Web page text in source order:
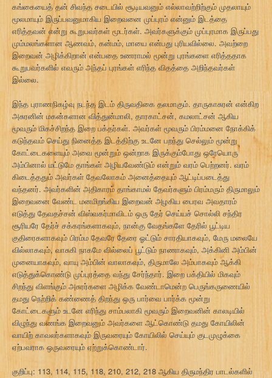
கங்கையைத் தன் சிவந்த சடையில் சூடியவனும் எல்லாவற்றிற்கும் முதலாயும்
மூலமாயும் இருப்பவனுமாகிய இறைவனை முப்புரம் என்னும் இடத்தை
எரித்தவன் என்று கூறுபவர்கள் மூடர்கள். அவர்களுக்கும் முப்புரமாக இருப்பது
மும்மலங்களான ஆணவம், கன்மம், மாயை என்பது புரியவில்லை. அவற்றை
இறைவன் அழிக்கிறான் என்பதை உணராமல் மூன்று புரங்களை எரித்ததாக
கூறுபவர்களில் எவரும் அந்தப் புரங்கள் எரிந்த விதத்தை அறிந்தவர்கள்
இல்லை.
இந்த புராணநிகழ்வு நடந்த இடம் திருவதிகை தலமாகும். தாருகாசுரன் என்கிற
அசுரனின் மகன்களான வித்துன்மாலி, தாரகாட்சன், கமலாட்சன் ஆகிய
மூவரும் மிகச்சிறந்த இறை பக்தர்கள். அவர்கள் மூவரும் பிரம்மனை நோக்கிக்
கடுந்தவம் செய்து நினைத்த இடத்திற்கு உடனே பறந்து செல்லும் மூன்று
கோட்டைகளையும் அவை மூன்றும் ஒன்றாக இருக்கும்போது ஒரேயொரு
அம்பினால் மட்டுமே தாங்கள் அழியவேண்டும் என்றும் வரம் பெற்றனர். வரம்
கிடைத்ததும் அவர்கள் தேவலோகம் அனைத்தையும் ஆட்டிப்படைத்து
வந்தனர். அவர்களின் அதிகாரம் தாங்காமல் தேவர்களும் பிரம்மரும் திருமாலும்
இறைவனை வேண்ட மனமிறங்கிய இறைவன் அழகிய பைரவ அவதாரம்
எடுத்து தேவதச்சன் விஸ்வகர்மாவிடம் ஒரு தேர் செய்யச் சொல்லி சந்திர
சூரியரே தேர்ச் சக்கரங்களாகவும், நான்கு வேதங்களே தேரில் பூட்டிய
குதிரைகளாகவும் பிரம்ம தேவரே தேரை ஓட்டும் சாரதியாகவும், மேரு மலையே
வில்லாகவும், வாசுகி நாகமே வில்லைப் பூட்டும் நாணாகவும், அக்கினி அம்பின்
முனையாகவும், வாயு அம்பின் வாலாகவும், திருமாலே அம்பாகவும் ஆக்கி
எடுத்துக்கொண்டு முப்புரத்தை வந்து சேர்ந்தார். இறை பக்தியில் மிகவும்
சிறந்து விளங்கும் அசுரர்களை அழிக்க வேண்டாமென்ற பெருங்கருணையில்
தமது நெற்றிக் கண்ணைத் திறந்து ஒரு பார்வை பார்க்க மூன்று
கோட்டைகளும் உடனே எரிந்து சாம்பலாகி மூவரும் இறைவனின் காலடியில்
விழுந்து வணங்க இறைவனும் அவர்களை ஆட்கொண்டு தமது கோயிலின்
வாயிற் காவலர்களாகவும் இருவரையும் கோயிலில் செய்யும் குடமுழுக்கை
ஏற்பவராக ஒருவரையும் ஏற்றுக்கொண்டார்.
குறிப்பு: 113, 114, 115, 118, 210, 212, 218 ஆகிய திருமந்திர பாடல்களில்